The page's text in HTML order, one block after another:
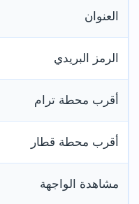
العنوان
الرمز البريدي
أقرب محطة ترام
أقرب محطة قطار
مشاهدة الواجهة